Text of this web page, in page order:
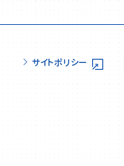
サイトポリシー